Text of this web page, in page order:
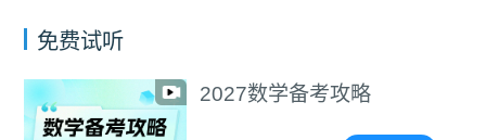
免费试听
2027数学备考攻略